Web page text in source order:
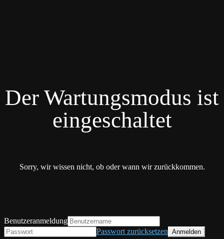
Der Wartungsmodus ist
eingeschaltet
Sorry, wir wissen nicht, ob oder wann wir zurückkommen.
Benutzeranmeldung
Passwort zurücksetzen